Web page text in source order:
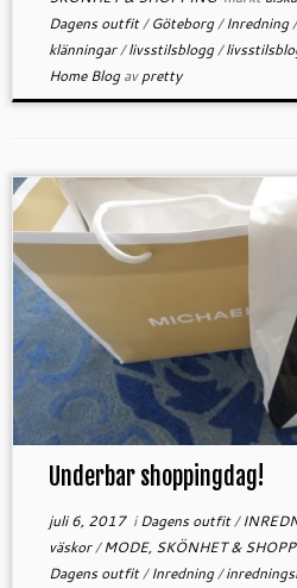
Dagens outfit/Göteborg/Inredning
klänningar/livsstilsblogg/
Home Blogavpretty
Underbar shoppingdag!
juli 6, 2017iDagens outfit/
väskor/MODE, SKÖNHET &
Dagens outfit/Inredning/